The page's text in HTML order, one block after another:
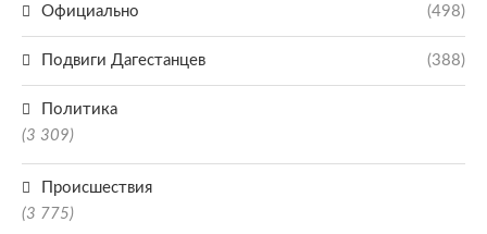
Официально (498)
Подвиги Дагестанцев (388)
Политика
(3 309)
Происшествия
(3 775)